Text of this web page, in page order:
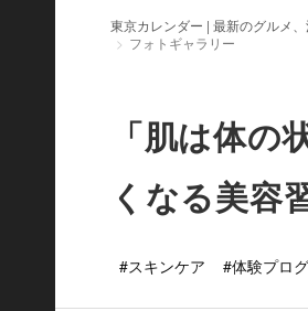
東京カレンダー | 最新のグルメ
フォトギャラリー
「肌は体
くなる美容
#スキンケア #体験プロ